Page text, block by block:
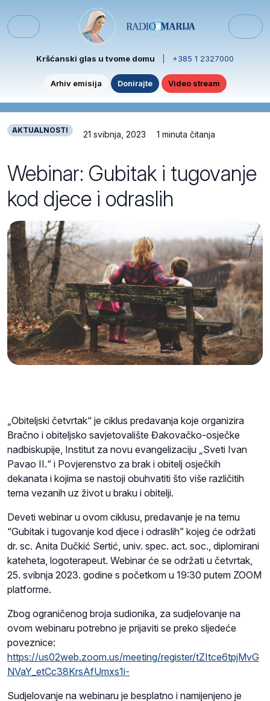
Menu
Kršćanski glas u tvome domu +385 1 2327000
Arhiv emisija Donirajte Video stream
AKTUALNOSTI 21 svibnja, 2023 1 minuta čitanja
Webinar: Gubitak i tugovanje
kod djece i odraslih
„Obiteljski četvrtak“ je ciklus predavanja koje organizira
Bračno i obiteljsko savjetovalište Đakovačko-osječke
nadbiskupije, Institut za novu evangelizaciju „Sveti Ivan
Pavao II.“ i Povjerenstvo za brak i obitelj osječkih
dekanata i kojima se nastoji obuhvatiti što više različitih
tema vezanih uz život u braku i obitelji.
Deveti webinar u ovom ciklusu, predavanje je na temu
“Gubitak i tugovanje kod djece i odraslih” kojeg će održati
dr. sc. Anita Dučkić Sertić, univ. spec. act. soc., diplomirani
kateheta, logoterapeut. Webinar će se održati u četvrtak,
25. svibnja 2023. godine s početkom u 19:30 putem ZOOM
platforme.
Zbog ograničenog broja sudionika, za sudjelovanje na
ovom webinaru potrebno je prijaviti se preko sljedeće
poveznice:
https://us02web.zoom.us/meeting/register/tZItce6tpjMvG
NVaY_etCc38KrsAfUmxs1i-
Sudjelovanje na webinaru je besplatno i namijenjeno je